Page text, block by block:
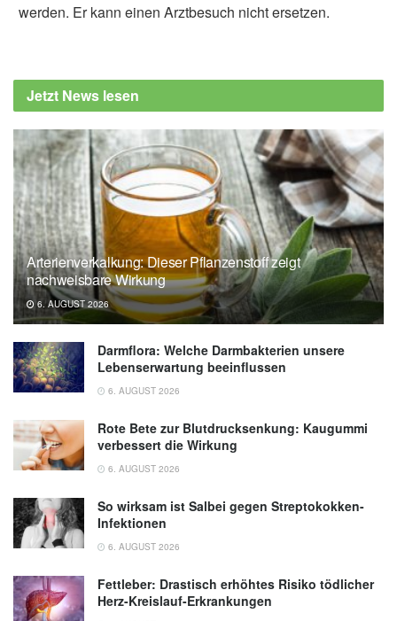
werden. Er kann einen Arztbesuch nicht ersetzen.
Jetzt News lesen
Arterienverkalkung: Dieser Pflanzenstoff zeigt
nachweisbare Wirkung
6. AUGUST 2026
Darmflora: Welche Darmbakterien unsere
Lebenserwartung beeinflussen
6. AUGUST 2026
Rote Bete zur Blutdrucksenkung: Kaugummi
verbessert die Wirkung
6. AUGUST 2026
So wirksam ist Salbei gegen Streptokokken-
Infektionen
6. AUGUST 2026
Fettleber: Drastisch erhöhtes Risiko tödlicher
Herz-Kreislauf-Erkrankungen